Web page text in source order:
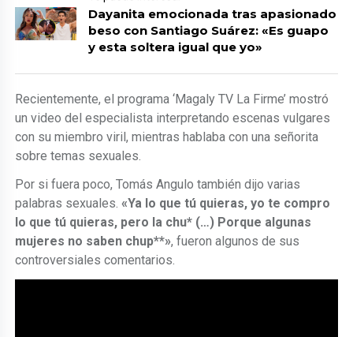
Dayanita emocionada tras apasionado
beso con Santiago Suárez: «Es guapo
y esta soltera igual que yo»
Recientemente, el programa ‘Magaly TV La Firme’ mostró
un video del especialista interpretando escenas vulgares
con su miembro viril, mientras hablaba con una señorita
sobre temas sexuales.
Por si fuera poco, Tomás Angulo también dijo varias
palabras sexuales.«Ya lo que tú quieras, yo te compro
lo que tú quieras, pero la chu* (…) Porque algunas
mujeres no saben chup**», fueron algunos de sus
controversiales comentarios.